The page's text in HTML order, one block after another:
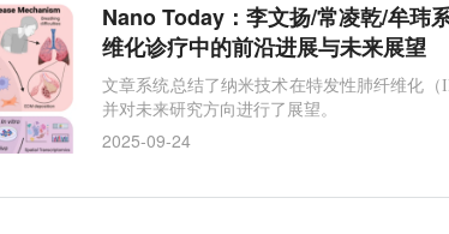
Nano Today：李文扬/常凌乾/牟玮
维化诊疗中的前沿进展与未来展望
文章系统总结了纳米技术在特发性肺纤维化（
并对未来研究方向进行了展望。
2025-09-24